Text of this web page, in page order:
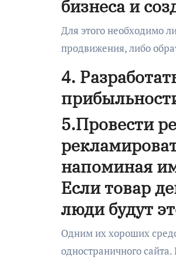
бизнеса и
Для этого необходимо
продвижения, либо
4.
5.Провести
напоминая
Если товар
люди будут
Одним их хороших
одностраничного